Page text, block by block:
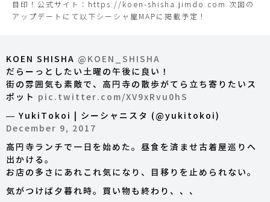
目印！公式サイト：https://koen-shisha.jimdo.com 次回の
アップデートにて以下シーシャ屋MAPに掲載予定！
KOEN SHISHA @KOEN_SHISHA
だらーっとしたい土曜の午後に良い！
街の雰囲気も素敵で、高円寺の散歩がてら立ち寄りたいス
ポット pic.twitter.com/XV9xRvu0hS
— YukiTokoi | シーシャニスタ (@yukitokoi)
December 9, 2017
高円寺ランチで一日を始めた。昼食を済ませ古着屋巡りへ
出かける。
お店の多さにあれこれ気になり、目移りを止められない。
気がつけば夕暮れ時。買い物も終わり、、、